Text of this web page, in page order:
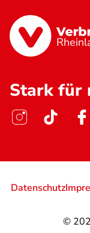
Stark für
©
Datenschutz